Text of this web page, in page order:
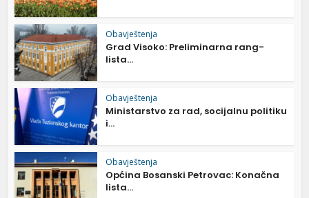
Obavještenja
Grad Visoko: Preliminarna rang-
lista...
Obavještenja
Ministarstvo za rad, socijalnu politiku
i...
Obavještenja
Općina Bosanski Petrovac: Konačna
lista...